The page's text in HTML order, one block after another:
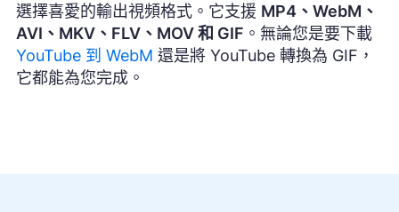
選擇喜愛的輸出視頻格式。它支援 MP4、WebM、
AVI、MKV、FLV、MOV 和 GIF 。無論您是要下載
YouTube 到 WebM 還是將 YouTube 轉換為 GIF，
它都能為您完成。